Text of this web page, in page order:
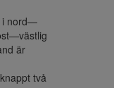
i nord—
är
två